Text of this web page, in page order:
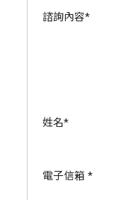
諮詢內容*
姓名*
電子信箱 *